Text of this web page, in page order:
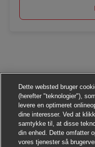
Dette websted bruger
(herefter "teknologier"),
levere en optimeret
dine interesser. Ved at
samtykke til, at disse
din enhed. Dette omfatter
vores tjenester så